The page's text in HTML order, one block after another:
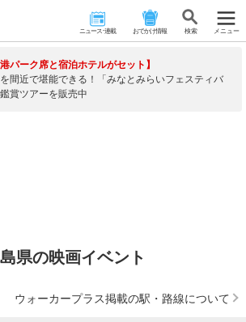
ニュース･連載 おでかけ情報 検 索 メニュー
港パーク席と宿泊ホテルがセット】
間近で堪能できる！「みなとみらいフェスティバ
賞ツアーを販売中
県の映画イベント
ウォーカープラス掲載の駅・路線について